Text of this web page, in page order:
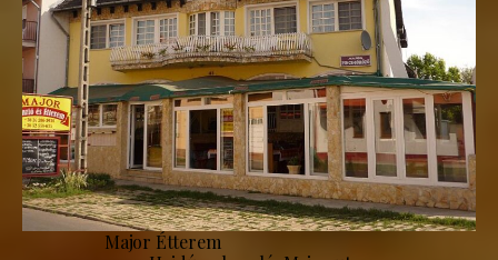
Major Étterem